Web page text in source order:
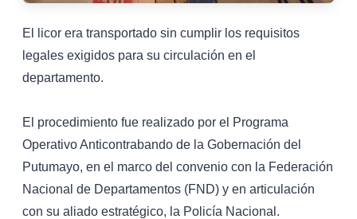
El licor era transportado sin cumplir los requisitos
legales exigidos para su circulación en el
departamento.
El procedimiento fue realizado por el Programa
Operativo Anticontrabando de la Gobernación del
Putumayo, en el marco del convenio con la Federación
Nacional de Departamentos (FND) y en articulación
con su aliado estratégico, la Policía Nacional.